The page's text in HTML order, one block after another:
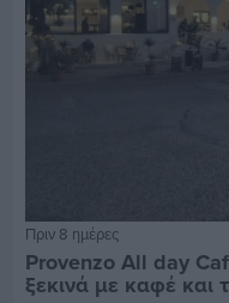
Πριν 8 ημέρες
Provenzo All day
ξεκινά με καφέ και